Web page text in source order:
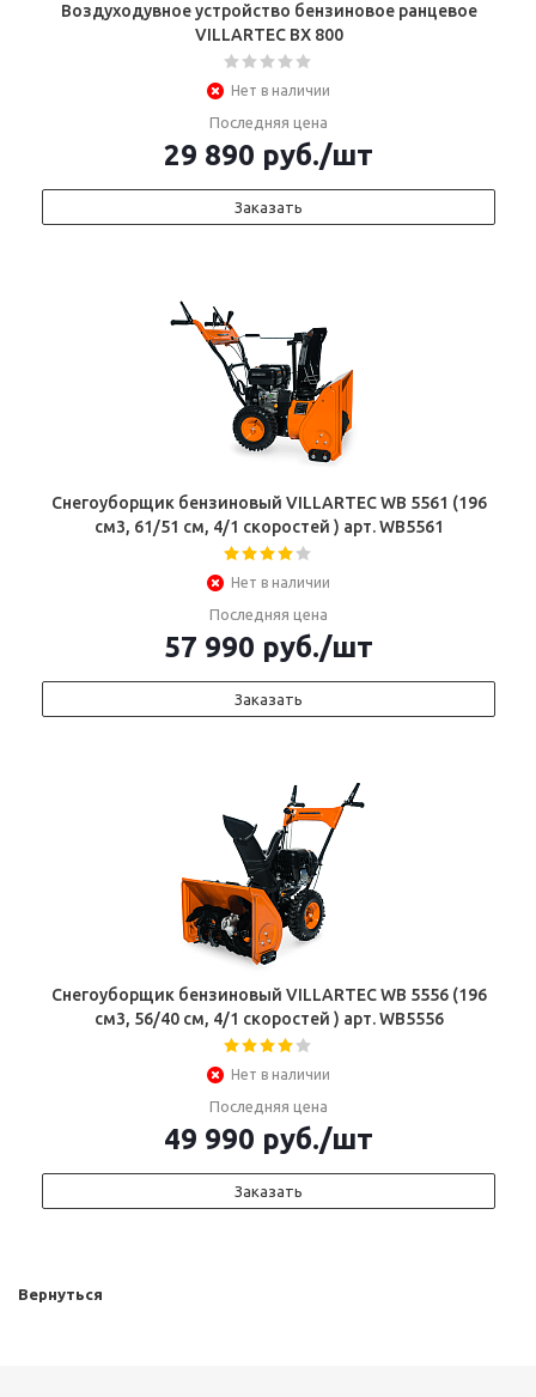
Воздуходувное устройство бензиновое ранцевое
VILLARTEC BX 800
Нет в наличии
Последняя цена
29 890 руб./шт
Заказать
Снегоуборщик бензиновый VILLARTEC WB 5561 (196
см3, 61/51 см, 4/1 скоростей ) арт. WB5561
Нет в наличии
Последняя цена
57 990 руб./шт
Заказать
Снегоуборщик бензиновый VILLARTEC WB 5556 (196
см3, 56/40 см, 4/1 скоростей ) арт. WB5556
Нет в наличии
Последняя цена
49 990 руб./шт
Заказать
Вернуться